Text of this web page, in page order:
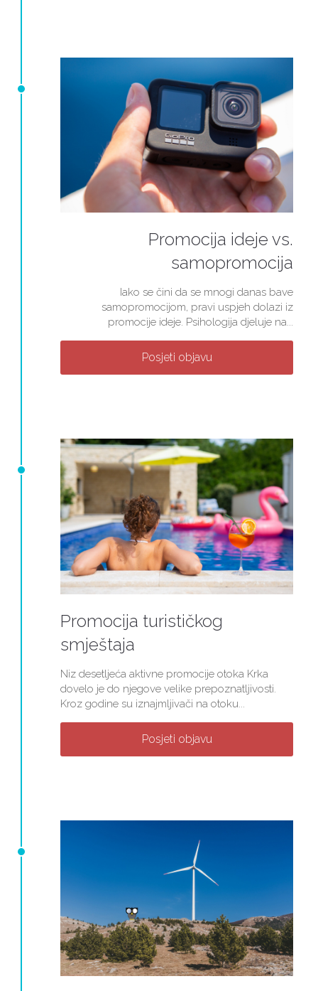
Promocija ideje vs.
samopromocija
Iako se čini da se mnogi danas bave
samopromocijom, pravi uspjeh dolazi iz
promocije ideje. Psihologija djeluje na...
Posjeti objavu
Promocija turističkog
smještaja
Niz desetljeća aktivne promocije otoka Krka
dovelo je do njegove velike prepoznatljivosti.
Kroz godine su iznajmljivači na otoku...
Posjeti objavu